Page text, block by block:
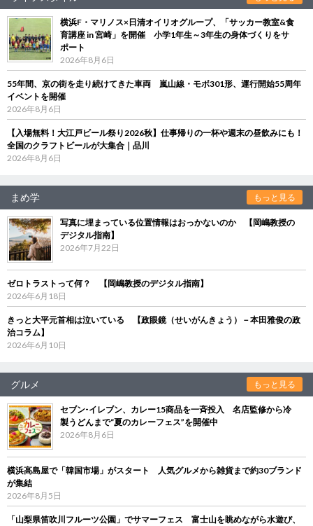
横浜F・マリノス×日清オイリオグループ、「サッカー教室&食
育講座 in 宮崎」を開催 小学1年生～3年生の身体づくりをサ
ポート
2026年8月6日
55年間、京の街を走り続けてきた車両 嵐山線・モボ301形、運行開始55周年
イベントを開催
2026年8月6日
【入場無料！大江戸ビール祭り2026秋】仕事帰りの一杯や週末の昼飲みにも！
全国のクラフトビールが大集合｜品川
2026年8月6日
まめ学 もっと見る
写真に埋まっている位置情報はおっかないのか 【岡嶋教授の
デジタル指南】
2026年7月22日
ゼロトラストって何？ 【岡嶋教授のデジタル指南】
2026年6月18日
きっと大平元首相は泣いている 【政眼鏡（せいがんきょう）－本田雅俊の政
治コラム】
2026年6月10日
グルメ もっと見る
セブン‐イレブン、カレー15商品を一斉投入 名店監修から冷
製うどんまで“夏のカレーフェス”を開催中
2026年8月6日
横浜高島屋で「韓国市場」がスタート 人気グルメから雑貨まで約30ブランド
が集結
2026年8月5日
「山梨県笛吹川フルーツ公園」でサマーフェス 富士山を眺めながら水遊び、